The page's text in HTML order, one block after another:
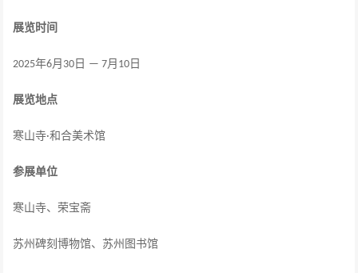
展览时间
2025年6月 30 日 — 7月 10 日
展览地点
寒山寺·和合美术馆
参展单位
寒山寺、荣宝斋
苏州碑刻博物馆、苏州图书馆